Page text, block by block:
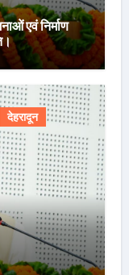
एवं निर्माण
देहरादून